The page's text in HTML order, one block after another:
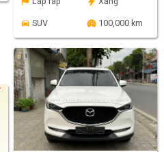
SUV 100,000 km